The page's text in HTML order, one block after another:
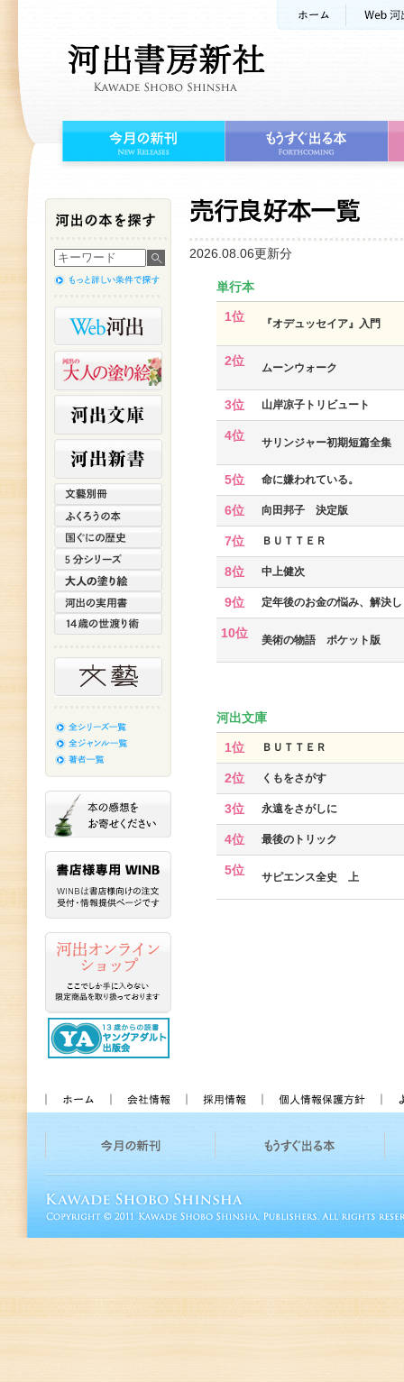
2026.08.06更新分
単行本
1位 『オデュッセイア』入門
2位 ムーンウォーク
3位 山岸凉子トリビュート
4位 サリンジャー初期短篇全集
5位 命に嫌われている。
6位 向田邦子 決定版
7位 ＢＵＴＴＥＲ
8位 中上健次
9位 定年後のお金の悩み、解決
10位 美術の物語 ポケット版
河出文庫
1位 ＢＵＴＴＥＲ
2位 くもをさがす
3位 永遠をさがしに
4位 最後のトリック
5位 サピエンス全史 上